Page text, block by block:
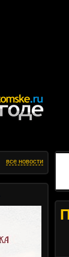
все новости